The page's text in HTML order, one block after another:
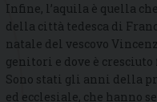
Infine, l’aquila è quella
della città tedesca di
natale del vescovo
genitori e dove è
Sono stati gli anni della
ed ecclesiale, che hanno